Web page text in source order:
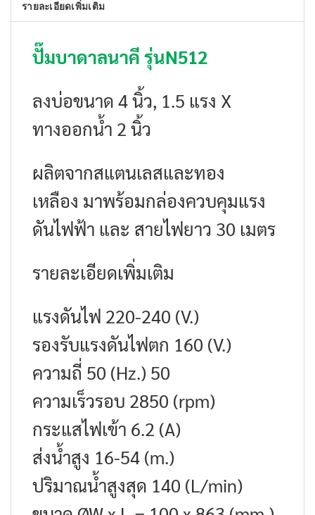
รายละเอียดเพิ่มเติม
ปั๊มบาดาลนาคี รุ่นN512
ลงบ่อขนาด 4 นิ้ว, 1.5 แรง X
ทางออกน้ำ 2 นิ้ว
ผลิตจากสแตนเลสและทอง
เหลือง มาพร้อมกล่องควบคุมแรง
ดันไฟฟ้า และ สายไฟยาว 30 เมตร
รายละเอียดเพิ่มเติม
แรงดันไฟ 220-240 (V.)
รองรับแรงดันไฟตก 160 (V.)
ความถี่ 50 (Hz.) 50
ความเร็วรอบ 2850 (rpm)
กระแสไฟเข้า 6.2 (A)
ส่งน้ำสูง 16-54 (m.)
ปริมาณน้ำสูงสุด 140 (L/min)